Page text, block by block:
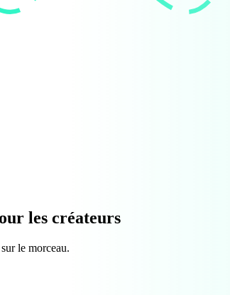
les créateurs
le morceau.